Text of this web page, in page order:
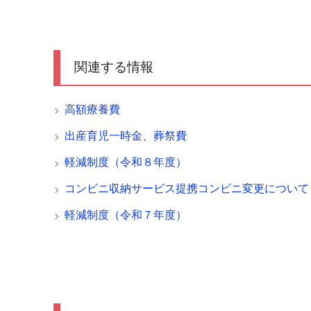
関連する情報
高額療養費
出産育児一時金、葬祭費
軽減制度（令和８年度）
コンビニ収納サービス提携コンビニ変更について
軽減制度（令和７年度）